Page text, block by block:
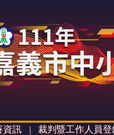
資訊 | 裁判暨工作人員